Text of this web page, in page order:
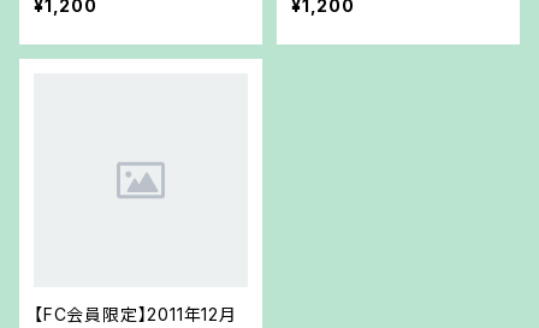
¥1,200
¥1,200
【FC会員限定】2011年12月